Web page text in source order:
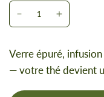
Verre épuré,
— votre thé devient